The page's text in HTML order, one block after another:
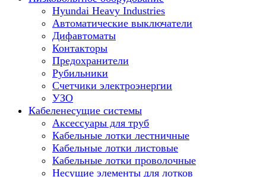
Hyundai Heavy Industries
Автоматические выключатели
Дифавтоматы
Контакторы
Предохранители
Рубильники
Счетчики электроэнергии
УЗО
Кабеленесущие системы
Аксессуары для труб
Кабельные лотки лестничные
Кабельные лотки листовые
Кабельные лотки проволочные
Несущие элементы для лотков